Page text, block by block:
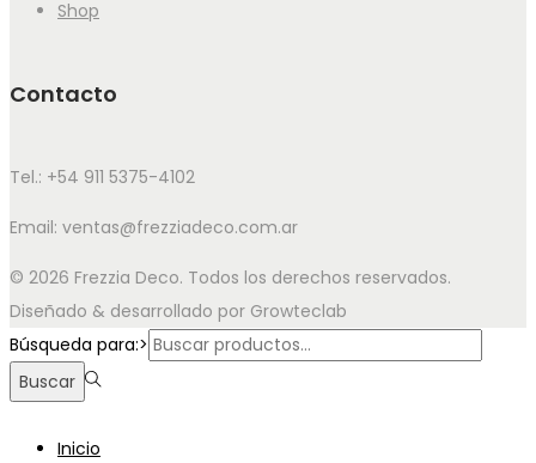
Shop
Contacto
Tel.: +54 911 5375-4102
Email: ventas@frezziadeco.com.ar
© 2026 Frezzia Deco. Todos los derechos reservados.
Diseñado & desarrollado por Growteclab
Búsqueda para:>
Buscar
Inicio